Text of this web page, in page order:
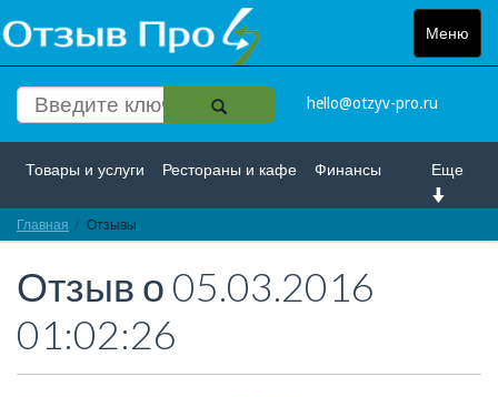
Меню
Toggle
hello@otzyv-pro.ru
Еще
Товары и услуги Рестораны и кафе Финансы
Красота и здоровье
Интернет Путешествие и отдых Транспорт
Недвижимость Работа
Главная Отзывы
Отзыв о 05.03.2016
01:02:26